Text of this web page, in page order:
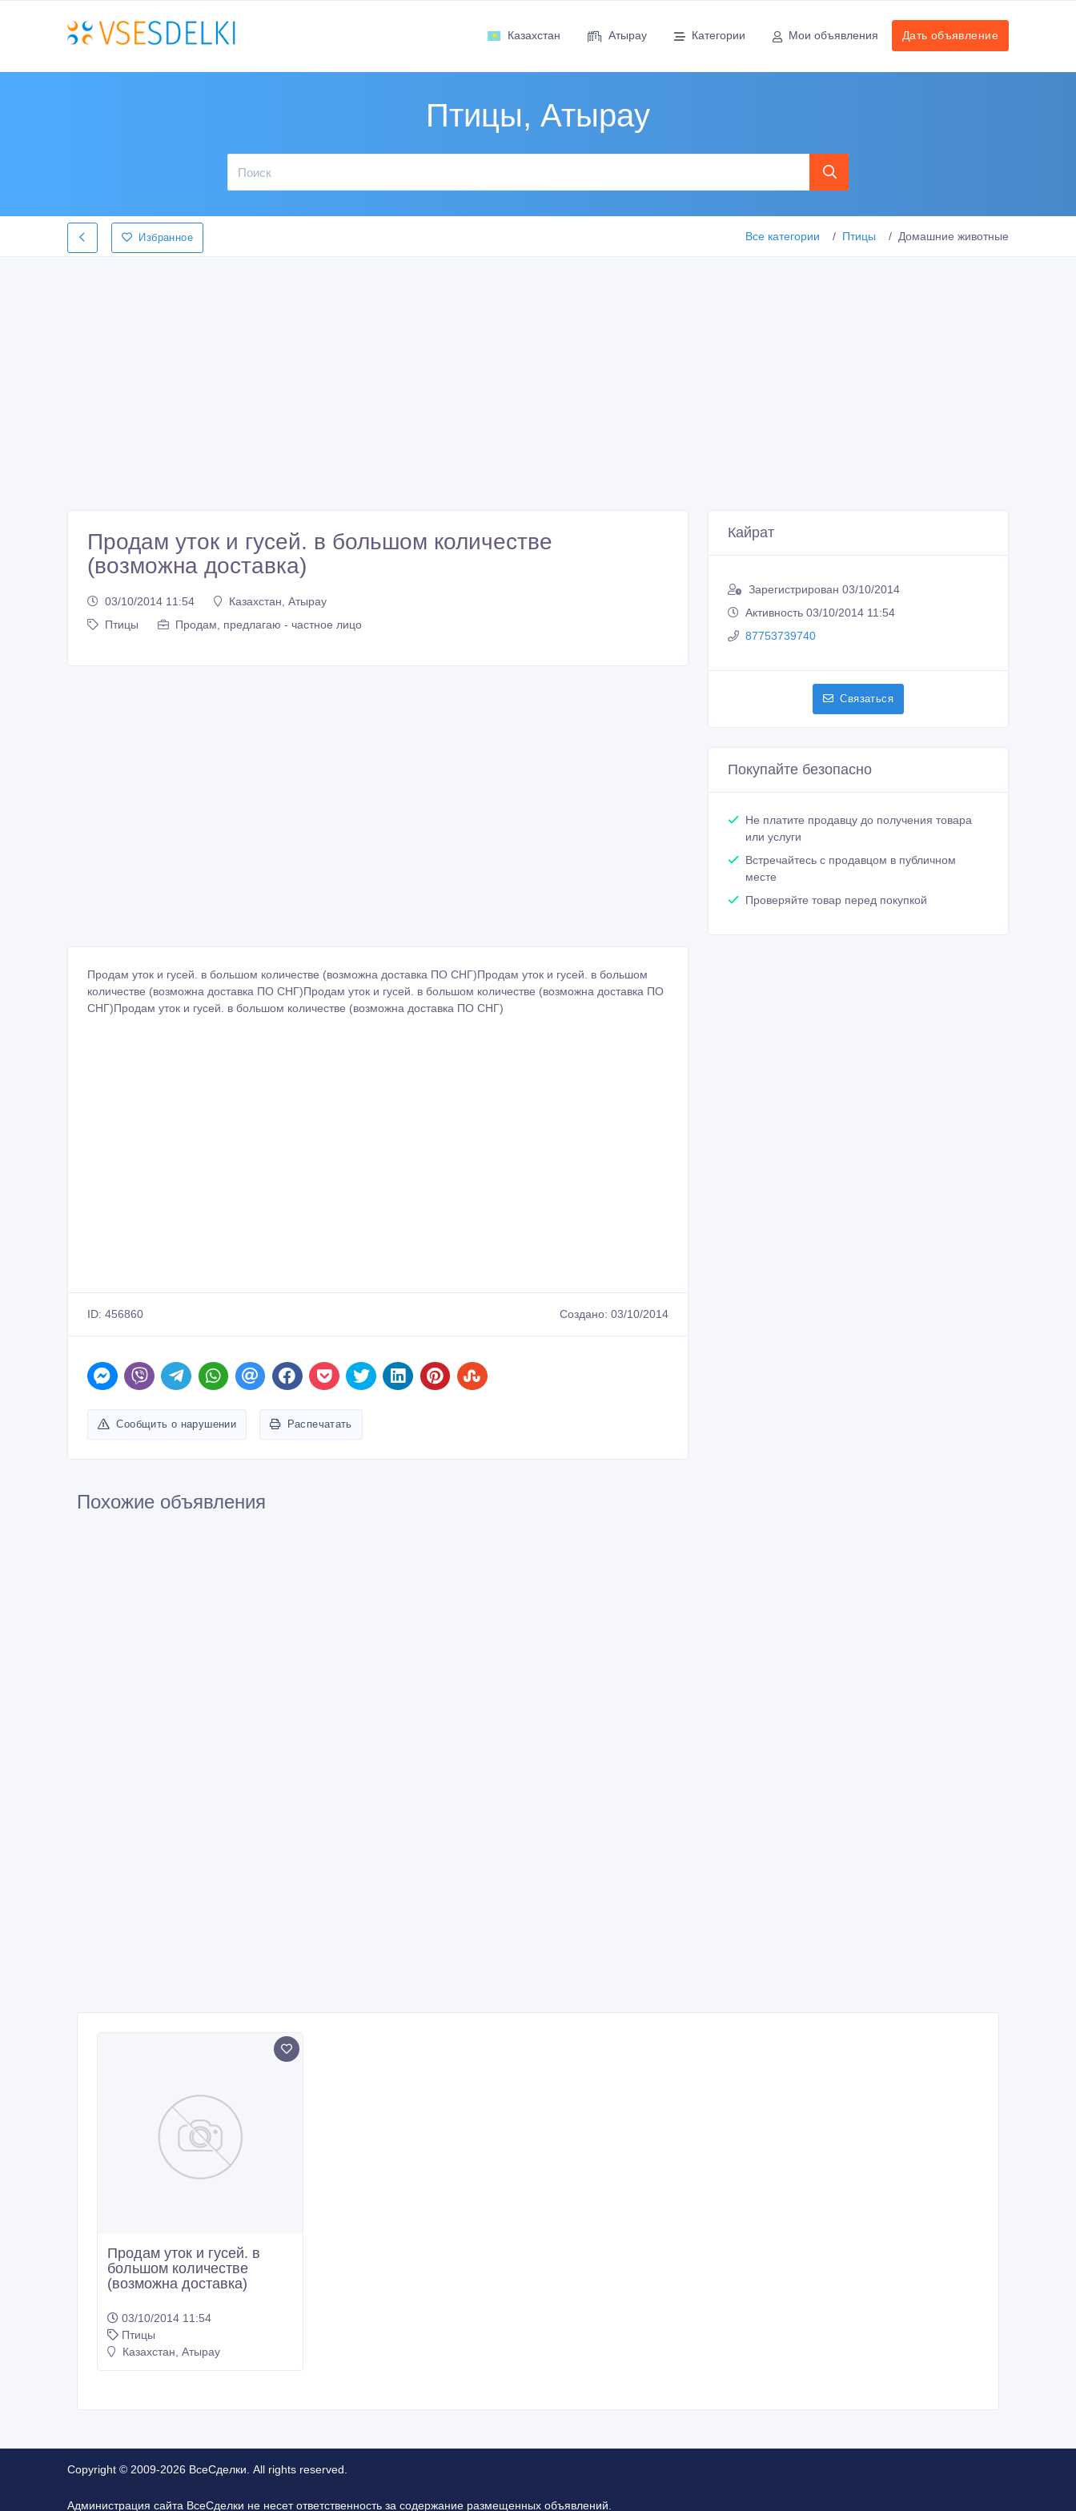
Казахстан Атырау Категории Мои объявления Дать объявление
Птицы, Атырау
Избранное Все категории Птицы Домашние животные
Продам уток и гусей. в большом количестве
(возможна доставка)
03/10/2014 11:54
Казахстан, Атырау
Птицы
Продам, предлагаю - частное лицо
Продам уток и гусей. в большом количестве (возможна доставка ПО СНГ)Продам уток и гусей. в большом
количестве (возможна доставка ПО СНГ)Продам уток и гусей. в большом количестве (возможна доставка ПО
СНГ)Продам уток и гусей. в большом количестве (возможна доставка ПО СНГ)
ID: 456860 Создано: 03/10/2014
Сообщить о нарушении Распечатать
Кайрат
Зарегистрирован 03/10/2014
Активность 03/10/2014 11:54
87753739740
Связаться
Покупайте безопасно
Не платите продавцу до получения товара
или услуги
Встречайтесь с продавцом в публичном
месте
Проверяйте товар перед покупкой
Похожие объявления
Продам уток и гусей. в
большом количестве
(возможна доставка)
03/10/2014 11:54
Птицы
Казахстан, Атырау
Copyright © 2009-2026 ВсеСделки. All rights reserved.
Администрация сайта ВсеСделки не несет ответственность за содержание размещенных объявлений.